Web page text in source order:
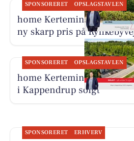
SPONSORERET OPSLAGSTAVLEN
home Kerteminde-
ny skarp pris på
SPONSORERET OPSLAGSTAVLEN
home Kerteminde-
i Kappendrup solgt
SPONSORERET ERHVERV